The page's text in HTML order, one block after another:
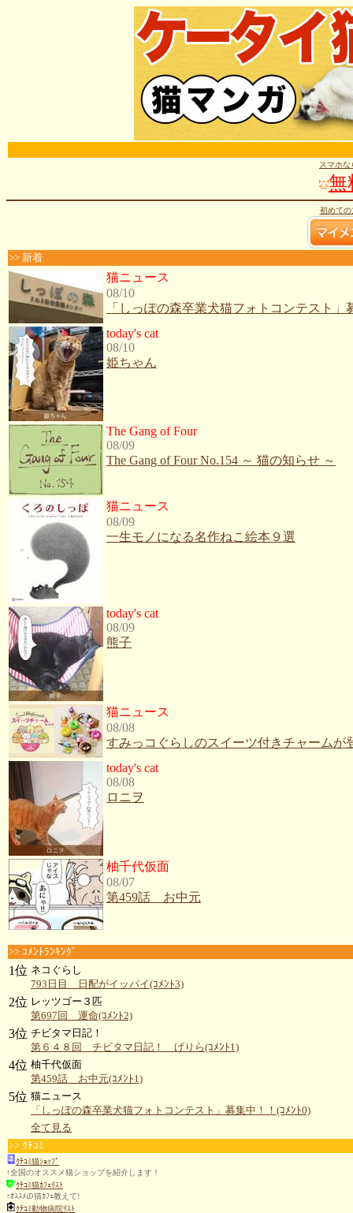
スマホ
無
初めての
>> 新着
猫ニュース
08/10
「しっぽの森卒業犬猫フォトコンテスト」
today's cat
08/10
姫ちゃん
The Gang of Four
08/09
The Gang of Four No.154 ～ 猫の知らせ ～
猫ニュース
08/09
一生モノになる名作ねこ絵本９選
today's cat
08/09
熊子
猫ニュース
08/08
すみっコぐらしのスイーツ付きチャームが
today's cat
08/08
ロニヲ
柚千代仮面
08/07
第459話 お中元
>> ｺﾒﾝﾄﾗﾝｷﾝｸﾞ
1位 ネコぐらし
793日目 日配がイッパイ(ｺﾒﾝﾄ3)
2位 レッツゴー３匹
第697回 運命(ｺﾒﾝﾄ2)
3位 チビタマ日記！
第６４８回 チビタマ日記！ げりら(ｺﾒﾝﾄ1)
4位 柚千代仮面
第459話 お中元(ｺﾒﾝﾄ1)
5位 猫ニュース
「しっぽの森卒業犬猫フォトコンテスト」募集中！！(ｺﾒﾝﾄ0)
全て見る
>> ｸﾁｺﾐ
ｸﾁｺﾐ猫ｼｮｯﾌﾟ
↑全国のオススメ猫ショップを紹介します！
ｸﾁｺﾐ猫ｶﾌｪﾘｽﾄ
↑ｵｽｽﾒの猫ｶﾌｪ教えて!
ｸﾁｺﾐ動物病院ﾘｽﾄ